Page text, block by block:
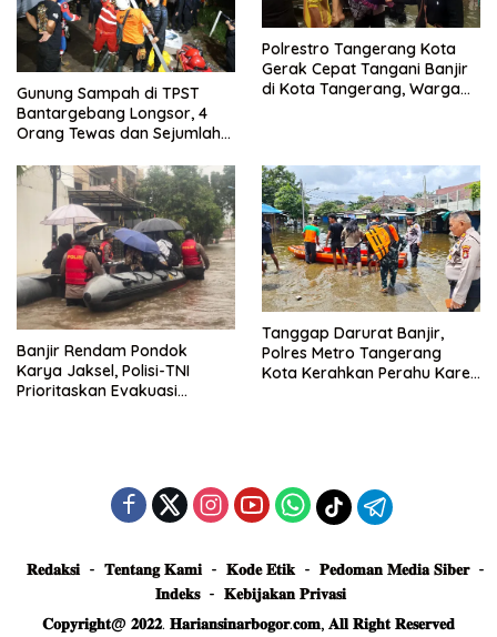
Gunung Sampah di TPST
Bantargebang Longsor, 4
Orang Tewas dan Sejumlah
Polrestro Tangerang Kota
Gerak Cepat Tangani Banjir
di Kota Tangerang, Warga
Banjir Rendam Pondok
Karya Jaksel, Polisi-TNI
Prioritaskan Evakuasi
Tanggap Darurat Banjir,
Polres Metro Tangerang
Kota Kerahkan Perahu Karet
𝐑𝐞𝐝𝐚𝐤𝐬𝐢 𝐓𝐞𝐧𝐭𝐚𝐧𝐠 𝐊𝐚𝐦𝐢 𝐊𝐨𝐝𝐞 𝐄𝐭𝐢𝐤
𝐏𝐞𝐝𝐨𝐦𝐚𝐧 𝐌𝐞𝐝𝐢𝐚 𝐒𝐢𝐛𝐞𝐫
𝐈𝐧𝐝𝐞𝐤𝐬
𝐊𝐞𝐛𝐢𝐣𝐚𝐤𝐚𝐧 𝐏𝐫𝐢𝐯𝐚𝐬𝐢
𝐂𝐨𝐩𝐲𝐫𝐢𝐠𝐡𝐭@ 𝟐𝟎𝟐𝟐. 𝐇𝐚𝐫𝐢𝐚𝐧𝐬𝐢𝐧𝐚𝐫𝐛𝐨𝐠𝐨𝐫.𝐜𝐨𝐦, 𝐀𝐥𝐥 𝐑𝐢𝐠𝐡𝐭 𝐑𝐞𝐬𝐞𝐫𝐯𝐞𝐝